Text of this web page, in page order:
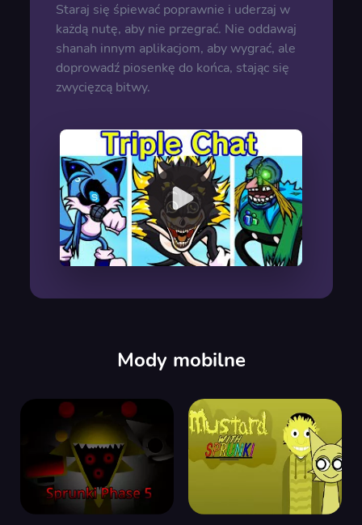
Staraj się śpiewać poprawnie i uderzaj w
każdą nutę, aby nie przegrać. Nie oddawaj
shanah innym aplikacjom, aby wygrać, ale
doprowadź piosenkę do końca, stając się
zwycięzcą bitwy.
Mody mobilne